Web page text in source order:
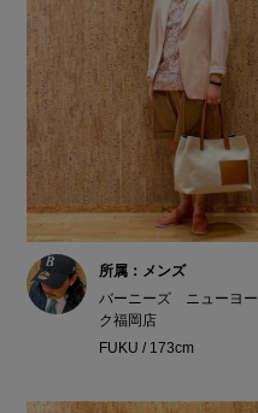
所属：メンズ
バーニーズ ニューヨー
ク福岡店
FUKU / 173cm